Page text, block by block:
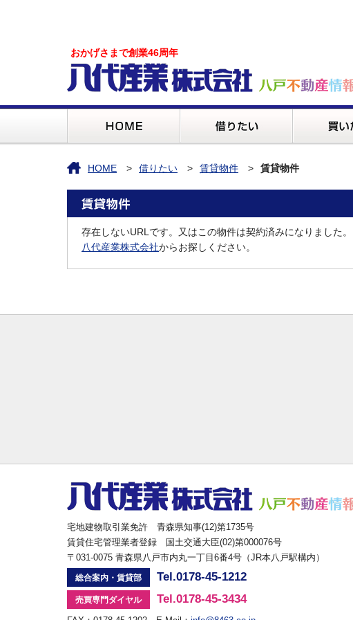
おかげさまで創業46周年
HOME 借りたい 賃貸物件 賃貸物件
存在しないURLです。又はこの物件は契約済みになりました。
八代産業株式会社からお探しください。
宅地建物取引業免許 青森県知事(12)第1735号
賃貸住宅管理業者登録 国土交通大臣(02)第000076号
〒031-0075 青森県八戸市内丸一丁目6番4号（JR本八戸駅構内）
総合案内・賃貸部 Tel.0178-45-1212
売買専門ダイヤル Tel.0178-45-3434